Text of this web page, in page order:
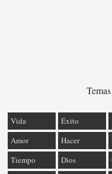
Vida Éxito
Amor
Hacer
Tiempo
Dios